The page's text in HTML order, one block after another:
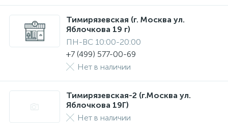
Тимирязевская (г. Москва ул.
Яблочкова 19 г)
ПН-ВС 10:00-20:00
+7 (499) 577-00-69
Нет в наличии
Тимирязевская-2 (г.Москва ул.
Яблочкова 19Г)
Нет в наличии